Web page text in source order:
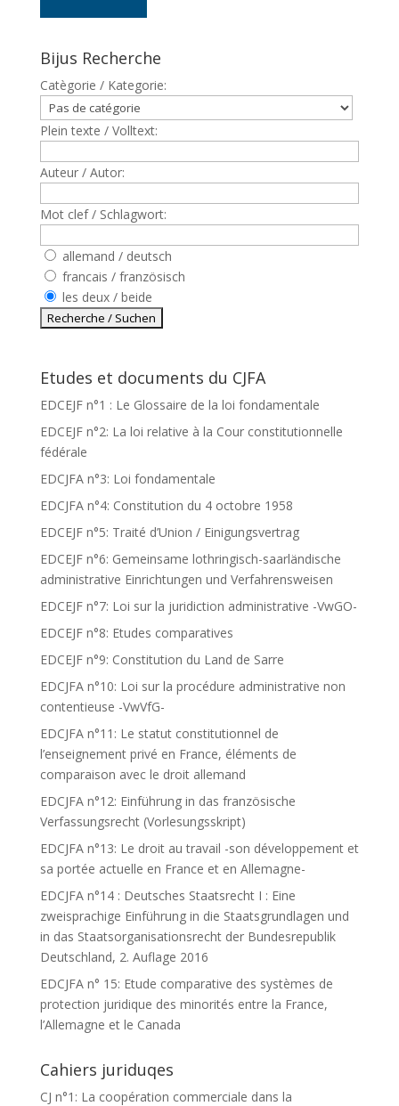
Bijus Recherche
Catègorie / Kategorie:
Plein texte / Volltext:
Auteur / Autor:
Mot clef / Schlagwort:
allemand / deutsch
francais / französisch
les deux / beide
Etudes et documents du CJFA
EDCEJF n°1 : Le Glossaire de la loi fondamentale
EDCEJF n°2: La loi relative à la Cour constitutionnelle
fédérale
EDCJFA n°3: Loi fondamentale
EDCJFA n°4: Constitution du 4 octobre 1958
EDCEJF n°5: Traité d’Union / Einigungsvertrag
EDCEJF n°6: Gemeinsame lothringisch-saarländische
administrative Einrichtungen und Verfahrensweisen
EDCEJF n°7: Loi sur la juridiction administrative -VwGO-
EDCEJF n°8: Etudes comparatives
EDCEJF n°9: Constitution du Land de Sarre
EDCJFA n°10: Loi sur la procédure administrative non
contentieuse -VwVfG-
EDCJFA n°11: Le statut constitutionnel de
l’enseignement privé en France, éléments de
comparaison avec le droit allemand
EDCJFA n°12: Einführung in das französische
Verfassungsrecht (Vorlesungsskript)
EDCJFA n°13: Le droit au travail -son développement et
sa portée actuelle en France et en Allemagne-
EDCJFA n°14 : Deutsches Staatsrecht I : Eine
zweisprachige Einführung in die Staatsgrundlagen und
in das Staatsorganisationsrecht der Bundesrepublik
Deutschland, 2. Auflage 2016
EDCJFA n° 15: Etude comparative des systèmes de
protection juridique des minorités entre la France,
l’Allemagne et le Canada
Cahiers juriduqes
CJ n°1: La coopération commerciale dans la